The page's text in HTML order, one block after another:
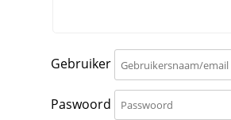
Gebruiker
Paswoord